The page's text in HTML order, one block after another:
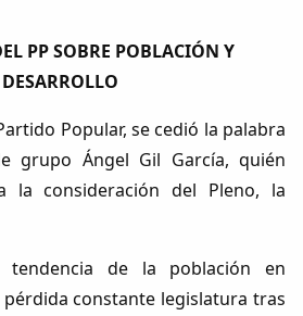
PP SOBRE POBLACIÓN Y
DESARROLLO
Popular, se cedió la palabra
grupo Ángel Gil García, quién
la consideración del Pleno, la
tendencia de la población en
constante legislatura tras